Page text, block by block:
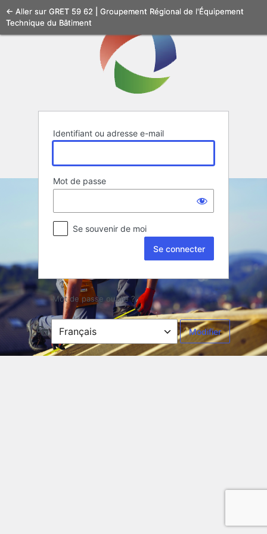
Se
connecter
Identifiant ou adresse e-mail
Mot de passe
Se souvenir de moi
Mot de passe oublié ?
← Aller sur GRET 59 62 | Groupement Régional de l'Équipement
Technique du Bâtiment
Langue